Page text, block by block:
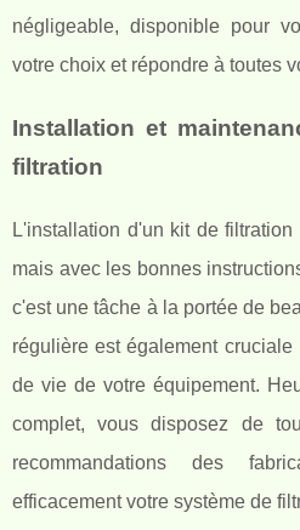
négligeable, disponible pour
votre choix et répondre à toutes
Installation et
filtration
L'installation d'un kit de
mais avec les bonnes
c'est une tâche à la portée de
régulière est également
de vie de votre équipement.
complet, vous disposez de
recommandations des
efficacement votre système de